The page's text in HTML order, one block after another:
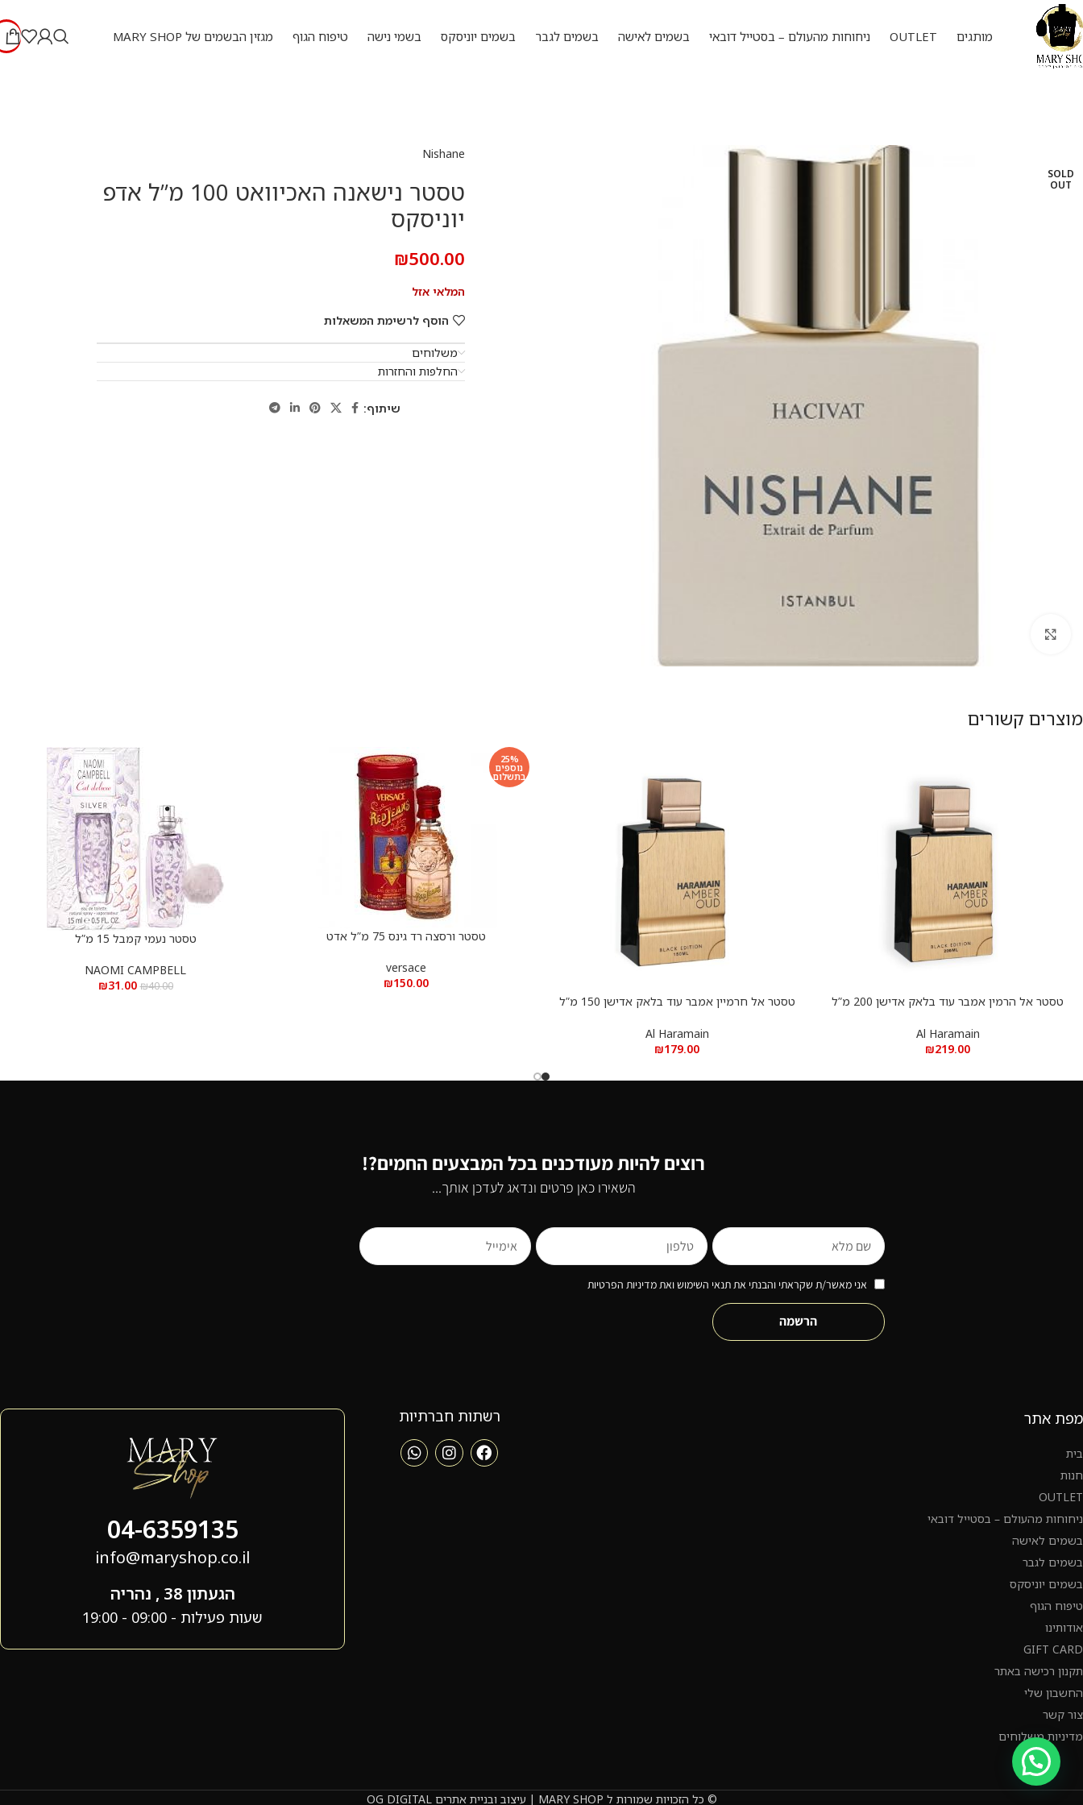
מותגים OUTLET ניחוחות מהעולם – בסטייל דובאי בשמים לאישה בשמים לגבר בשמים יוניסקס בשמי נישה טיפוח הגוף מגזין הבשמים של MARY SHOP
SOLD
OUT
Nishane
טסטר נישאנה האכיוואט 100 מ”ל אדפ
יוניסקס
₪500.00
המלאי אזל
הוסף לרשימת המשאלות
משלוחים
החלפות והחזרות
שיתוף:
מוצרים קשורים
הוספה לסל
טסטר אל הרמין אמבר עוד בלאק אדישן 200 מ”ל
Al Haramain
₪219.00
הוספה לסל
טסטר אל חרמיין אמבר עוד בלאק אדישן 150 מ”ל
Al Haramain
₪179.00
25%
נוספים
בתשלום
הוספה לסלטסטר ורסצה רד גינס 75 מ”ל אדט
versace
₪150.00
טסטר נעמי קמבל 15 מ”ל
NAOMI CAMPBELL
₪40.00
₪31.00
רוצים להיות מעודכנים בכל המבצעים החמים?!
השאירו כאן פרטים ונדאג לעדכן אותך...
אני מאשר/ת שקראתי והבנתי את תנאי השימוש ואת מדיניות הפרטיות
הרשמה
מפת אתר
בית
חנות
OUTLET
ניחוחות מהעולם – בסטייל דובאי
בשמים לאישה
בשמים לגבר
בשמים יוניסקס
טיפוח הגוף
אודותינו
GIFT CARD
תקנון רכישה באתר
החשבון שלי
צור קשר
מדיניות משלוחים
רשתות חברתיות
04-6359135
info@maryshop.co.il
הגעתון 38 , נהריה
שעות פעילות - 09:00 - 19:00
© כל הזכויות שמורות ל MARY SHOP | עיצוב ובניית אתרים OG DIGITAL